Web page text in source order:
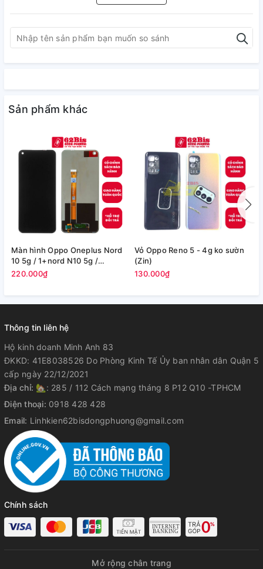
Sản phẩm khác
Màn hình Oppo Oneplus Nord
10 5g / 1+nord N10 5g /
Oneplus Nord N100 5g full zin
220.000₫
Vỏ Oppo Reno 5 - 4g ko sườn
(Zin)
130.000₫
Thông tin liên hệ
Hộ kinh doanh Minh Anh 83
ĐKKD: 41E8038526 Do Phòng Kinh Tế Ủy ban nhân dân Quận 5
cấp ngày 22/12/2021
Địa chỉ: 🏡: 285 / 112 Cách mạng tháng 8 P12 Q10 -TPHCM
Điện thoại: 0918 428 428
Email: Linhkien62bisdongphuong@gmail.com
Chính sách
Mở rộng chân trang